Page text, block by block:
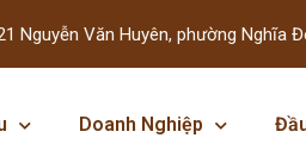
Nguyễn Văn Huyên, phường Nghĩa
Doanh Nghiệp